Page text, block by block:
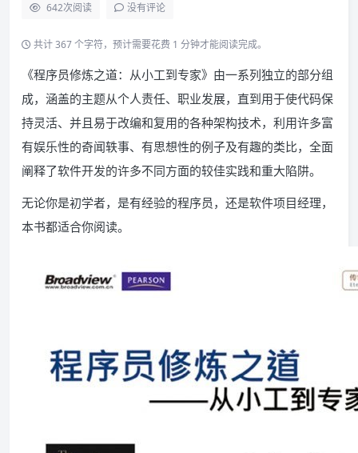
642次阅读 没有评论
共计 367 个字符，预计需要花费 1 分钟才能阅读完成。
《程序员修炼之道：从小工到专家》由一系列独立的部分组
成，涵盖的主题从个人责任、职业发展，直到用于使代码保
持灵活、并且易于改编和复用的各种架构技术，利用许多富
有娱乐性的奇闻轶事、有思想性的例子及有趣的类比，全面
阐释了软件开发的许多不同方面的较佳实践和重大陷阱。
无论你是初学者，是有经验的程序员，还是软件项目经理，
本书都适合你阅读。